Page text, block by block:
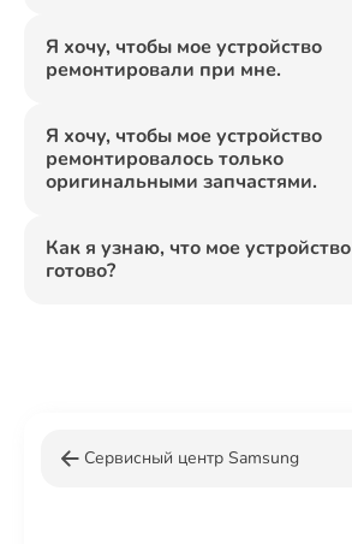
Я хочу, чтобы мое устройство
ремонтировали при мне.
Я хочу, чтобы мое устройство
ремонтировалось только
оригинальными запчастями.
Как я узнаю, что мое устройство
готово?
Сервисный центр Samsung